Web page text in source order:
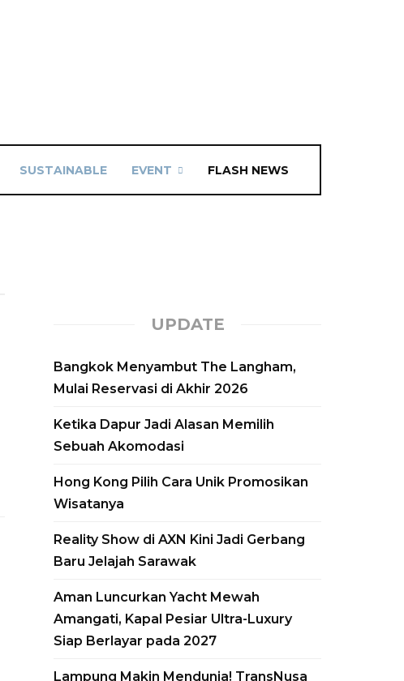
SUSTAINABLE EVENT FLASH NEWS
UPDATE
Bangkok Menyambut The Langham,
Mulai Reservasi di Akhir 2026
Ketika Dapur Jadi Alasan Memilih
Sebuah Akomodasi
Hong Kong Pilih Cara Unik Promosikan
Wisatanya
Reality Show di AXN Kini Jadi Gerbang
Baru Jelajah Sarawak
Aman Luncurkan Yacht Mewah
Amangati, Kapal Pesiar Ultra-Luxury
Siap Berlayar pada 2027
Lampung Makin Mendunia! TransNusa